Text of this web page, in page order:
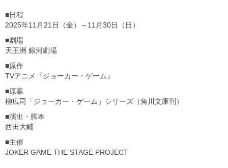
■日程
2025年11月21日（金）～11月30日（日）
■劇場
天王洲 銀河劇場
■原作
TVアニメ『ジョーカー・ゲーム』
■原案
柳広司「ジョーカー・ゲーム」シリーズ（角川文庫刊）
■演出・脚本
西田大輔
■主催
JOKER GAME THE STAGE PROJECT